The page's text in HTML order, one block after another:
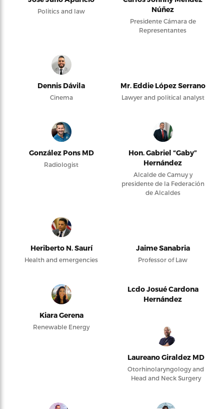
Politics and law
Núñez
Presidente Cámara de
Representantes
Dennis Dávila
Cinema
Mr. Eddie López Serrano
Lawyer and political analyst
González Pons MD
Radiologist
Hon. Gabriel “Gaby”
Hernández
Alcalde de Camuy y
presidente de la Federación
de Alcaldes
Heriberto N. Saurí
Health and emergencies
Jaime Sanabria
Professor of Law
Kiara Gerena
Renewable Energy
Lcdo Josué Cardona
Hernández
Laureano Giraldez MD
Otorhinolaryngology and
Head and Neck Surgery